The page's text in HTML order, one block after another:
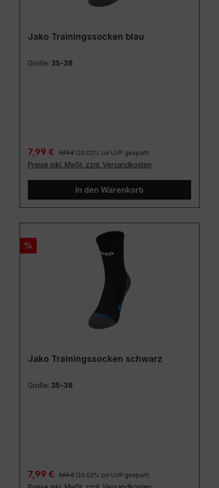
Jako Trainingssocken blau
Größe: 35-38
Verkaufspreis:
7,99 € Regulärer Preis:
9,99 € (20.02% zur UVP gespart)
Preise inkl. MwSt. zzgl. Versandkosten
In den Warenkorb
Rabatt
%
Jako Trainingssocken schwarz
Größe: 35-38
Verkaufspreis:
7,99 € Regulärer Preis:
9,99 € (20.02% zur UVP gespart)